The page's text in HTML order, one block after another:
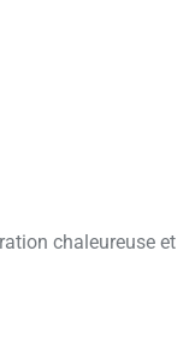
chaleureuse et